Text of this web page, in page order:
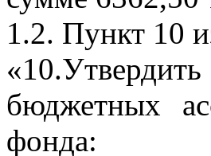
1.2. Пункт 10
бюджетных
фонда: